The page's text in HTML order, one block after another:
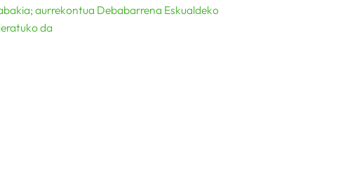
aurrekontua Debabarrena Eskualdeko
da